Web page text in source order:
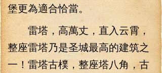
堡更為適合恰當。
雷塔，高萬丈，直入云霄，
整座雷塔乃是圣城最高的建筑之
一！雷塔古樸，整座塔八角，古